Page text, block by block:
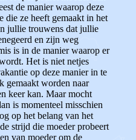
de manier waarop deze
die ze heeft gemaakt in het
jullie trouwens dat jullie
en zijn weg
is in de manier waarop er
Het is niet netjes
op deze manier in te
gemaakt worden naar
keer kan. Maar mocht
is momenteel misschien
op het belang van het
strijd die moeder probeert
van moeder om de